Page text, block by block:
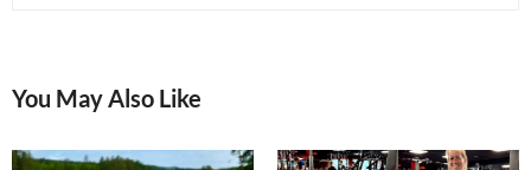
You May Also Like